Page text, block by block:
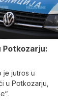
Potkozarju:
je jutros u
u Potkozarju,